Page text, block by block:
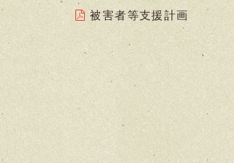
被害者等支援計画